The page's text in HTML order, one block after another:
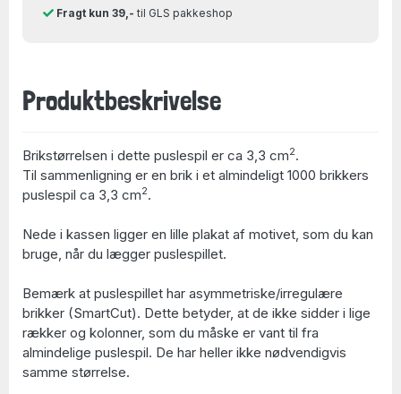
Fragt kun 39,- til GLS pakkeshop
Produktbeskrivelse
Brikstørrelsen i dette puslespil er ca 3,3 cm2.
Til sammenligning er en brik i et almindeligt 1000 brikkers
puslespil ca 3,3 cm2.
Nede i kassen ligger en lille plakat af motivet, som du kan
bruge, når du lægger puslespillet.
Bemærk at puslespillet har asymmetriske/irregulære
brikker (SmartCut). Dette betyder, at de ikke sidder i lige
rækker og kolonner, som du måske er vant til fra
almindelige puslespil. De har heller ikke nødvendigvis
samme størrelse.